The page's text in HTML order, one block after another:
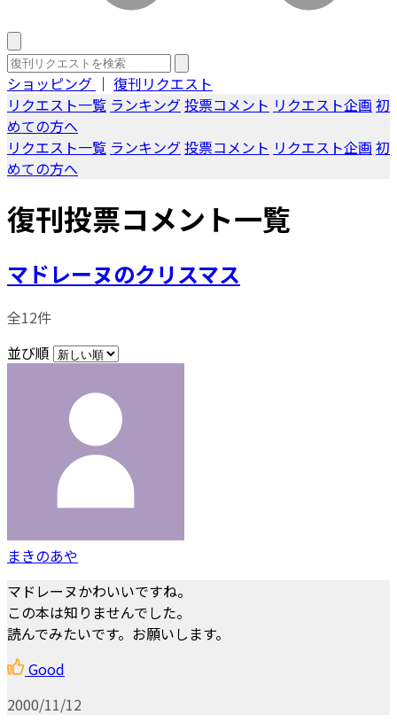
ショッピング ｜ 復刊リクエスト
リクエスト一覧 ランキング投票コメント リクエスト企画 初
めての方へ
リクエスト一覧 ランキング投票コメント リクエスト企画 初
めての方へ
復刊投票コメント一覧
マドレーヌのクリスマス
全12件
並び順
まきのあや
マドレーヌかわいいですね。
この本は知りませんでした。
読んでみたいです。お願いします。
Good
2000/11/12